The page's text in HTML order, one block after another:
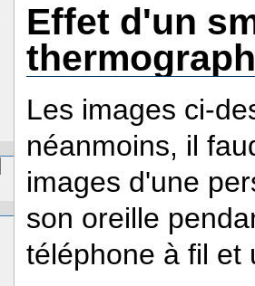
Effet d'un
Les images ci-
néanmoins, il
images d'une
son oreille
téléphone à fil et